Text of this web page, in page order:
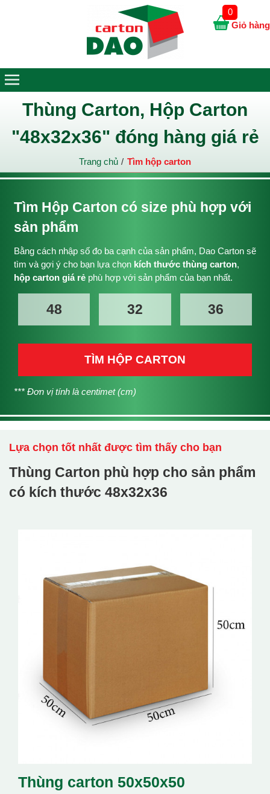
Thùng Carton, Hộp Carton
"48x32x36" đóng hàng giá rẻ
Trang chủ Tìm hộp carton
Tìm Hộp Carton có size phù hợp với
sản phẩm
Bằng cách nhập số đo ba cạnh của sản phẩm, Dao Carton sẽ
tìm và gợi ý cho bạn lựa chọn kích thước thùng carton,
hộp carton giá rẻphù hợp với sản phẩm của bạn nhất.
TÌM HỘP CARTON
*** Đơn vị tính là centimet (cm)
Lựa chọn tốt nhất được tìm thấy cho bạn
Thùng Carton phù hợp cho sản phẩm
có kích thước 48x32x36
Thùng carton 50x50x50
Giỏ hàng
0